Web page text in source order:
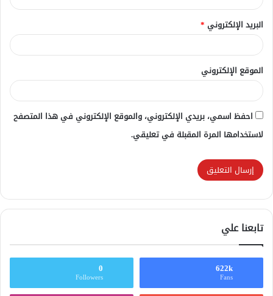
البريد الإلكتروني *
الموقع الإلكتروني
احفظ اسمي، بريدي الإلكتروني، والموقع الإلكتروني في هذا المتصفح
لاستخدامها المرة المقبلة في تعليقي.
تابعنا علي
622k
Fans
0
Followers